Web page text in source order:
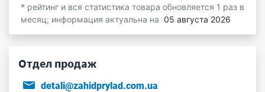
* рейтинг и вся статистика товара обновляется 1 раз в
месяц; информация актуальна на 05 августа 2026
Отдел продаж
detali@zahidprylad.com.ua